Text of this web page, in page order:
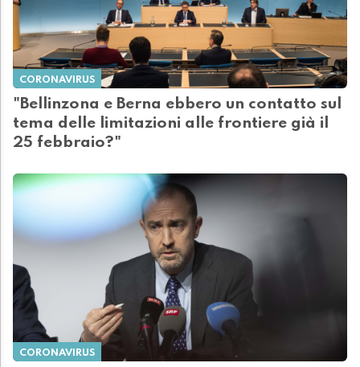
CORONAVIRUS
"Bellinzona e Berna ebbero un contatto sul
tema delle limitazioni alle frontiere già il
25 febbraio?"
CORONAVIRUS